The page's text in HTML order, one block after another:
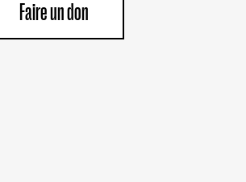
Faire un don